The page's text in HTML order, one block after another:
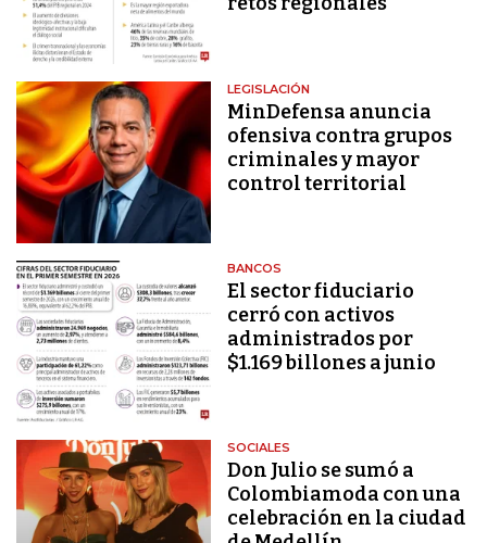
LEGISLACIÓN
MinDefensa anuncia
ofensiva contra grupos
criminales y mayor
control territorial
BANCOS
El sector fiduciario
cerró con activos
administrados por
$1.169 billones a junio
SOCIALES
Don Julio se sumó a
Colombiamoda con una
celebración en la ciudad